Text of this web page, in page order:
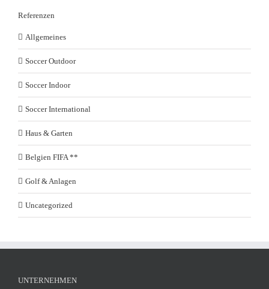
Referenzen
Allgemeines
Soccer Outdoor
Soccer Indoor
Soccer International
Haus & Garten
Belgien FIFA **
Golf & Anlagen
Uncategorized
UNTERNEHMEN